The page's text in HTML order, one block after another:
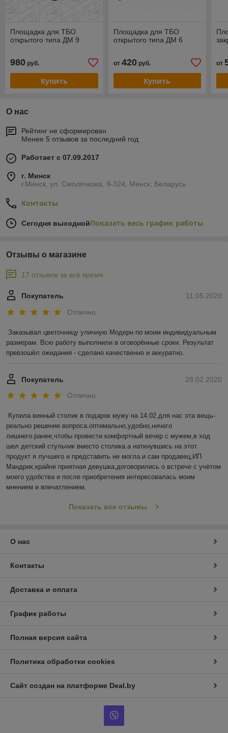
Площадка для ТБО
открытого типа ДМ 9
980 руб.
Купить
Площадка для ТБО
открытого типа ДМ 6
от 420руб.
Купить
от
О нас
Рейтинг не сформирован
Менее 5 отзывов за последний год
Работает с 07.09.2017
г. Минск
г.Минск, ул. Смолячкова, 9-324, Минск, Беларусь
Контакты
Сегодня выходнойПоказать весь график работы
Отзывы о магазине
17 отзывов за всё время
11.05.2020
Покупатель
Отлично
Заказывал цветочницу уличную Модерн по моим индивидуальным
размерам. Всю работу выполнили в оговорённые сроки. Результат
превзошёл ожидания - сделано качественно и аккуратно.
28.02.2020
Покупатель
Отлично
Купила винный столик в подарок мужу на 14.02.для нас эта вещь-
реально решение вопроса.оптимально,удобно,ничего
лишнего.ранее,чтобы провести комфортный вечер с мужем,в ход
шел детский стульчик вместо столика.а наткнувшись на этот
продукт я лучшего и представить не могла.и сам продавец,ИП
Мандрик,крайне приятная девушка,договорились о встрече с учётом
моего удобства и после приобретения интересовалась моим
мнением и впечатлением.
Показать все отзывы
О нас
Контакты
Доставка и оплата
График работы
Полная версия сайта
Политика обработки cookies
Сайт создан на платформе Deal.by